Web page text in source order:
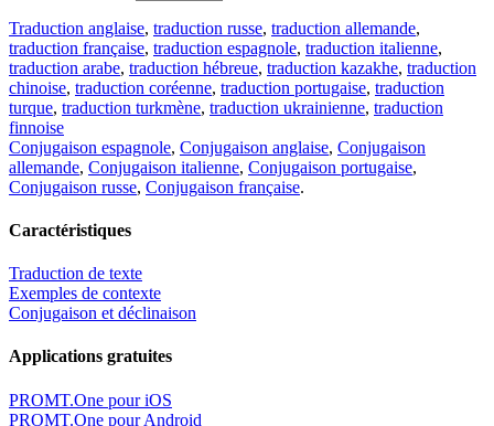
Traduction anglaise, traduction russe, traduction allemande,
traduction française, traduction espagnole, traduction italienne,
traduction arabe, traduction hébreue, traduction kazakhe, traduction
chinoise, traduction coréenne, traduction portugaise, traduction
turque, traduction turkmène, traduction ukrainienne, traduction
finnoise
Conjugaison espagnole, Conjugaison anglaise, Conjugaison
allemande, Conjugaison italienne, Conjugaison portugaise,
Conjugaison russe, Conjugaison française.
Caractéristiques
Traduction de texte
Exemples de contexte
Conjugaison et déclinaison
Applications gratuites
PROMT.One pour iOS
PROMT.One pour Android